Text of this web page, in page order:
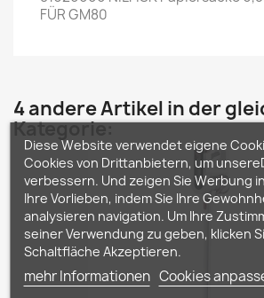
FÜR GM80
4 andere Artikel in der
Kategorie:
Diese Website verwendet eigene
Cookies von Drittanbietern, um
verbessern. Und zeigen Sie Werbung
Ihre Vorlieben, indem Sie Ihre
analysieren navigation. Um Ihre
seiner Verwendung zu geben, klicken
Schaltfläche Akzeptieren.
mehr Informationen Cookies